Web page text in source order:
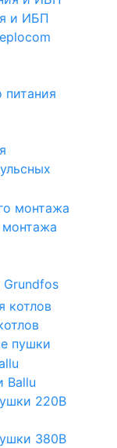
и ИБП
питания
монтажа
пушки
Ballu
220В
380В